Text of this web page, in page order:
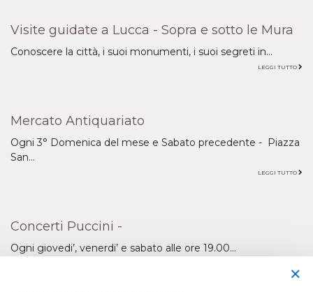
Visite guidate a Lucca - Sopra e sotto le Mura
Conoscere la città, i suoi monumenti, i suoi segreti in...
LEGGI TUTTO
Mercato Antiquariato
Ogni 3° Domenica del mese e Sabato precedente - Piazza
San...
LEGGI TUTTO
Concerti Puccini -
Ogni giovedi’, venerdi’ e sabato alle ore 19.00...
×